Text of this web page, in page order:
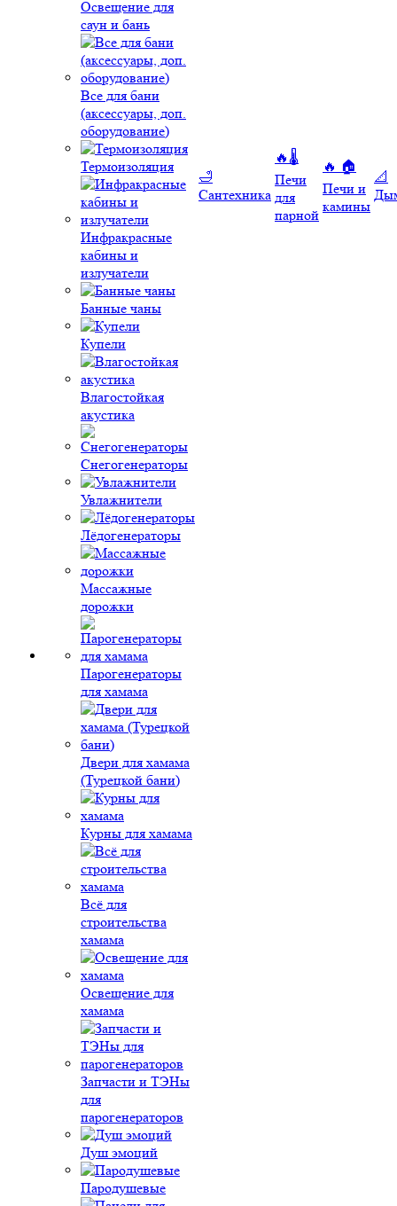
Освещение для
саун и бань
Все для бани
(аксессуары, доп.
оборудование)
Термоизоляция
Инфракрасные
кабины и
излучатели
Банные чаны
Купели
Влагостойкая
акустика
Снегогенераторы
Увлажнители
Лёдогенераторы
Массажные
дорожки
Парогенераторы
для хамама
Двери для хамама
(Турецкой бани)
Курны для хамама
Всё для
строительства
хамама
Освещение для
хамама
Запчасти и ТЭНы
для
парогенераторов
Душ эмоций
Пародушевые
🛁
Сантехника
🔥🌡️
Печи
для
парной
🔥 🏠
Печи и
камины
📐